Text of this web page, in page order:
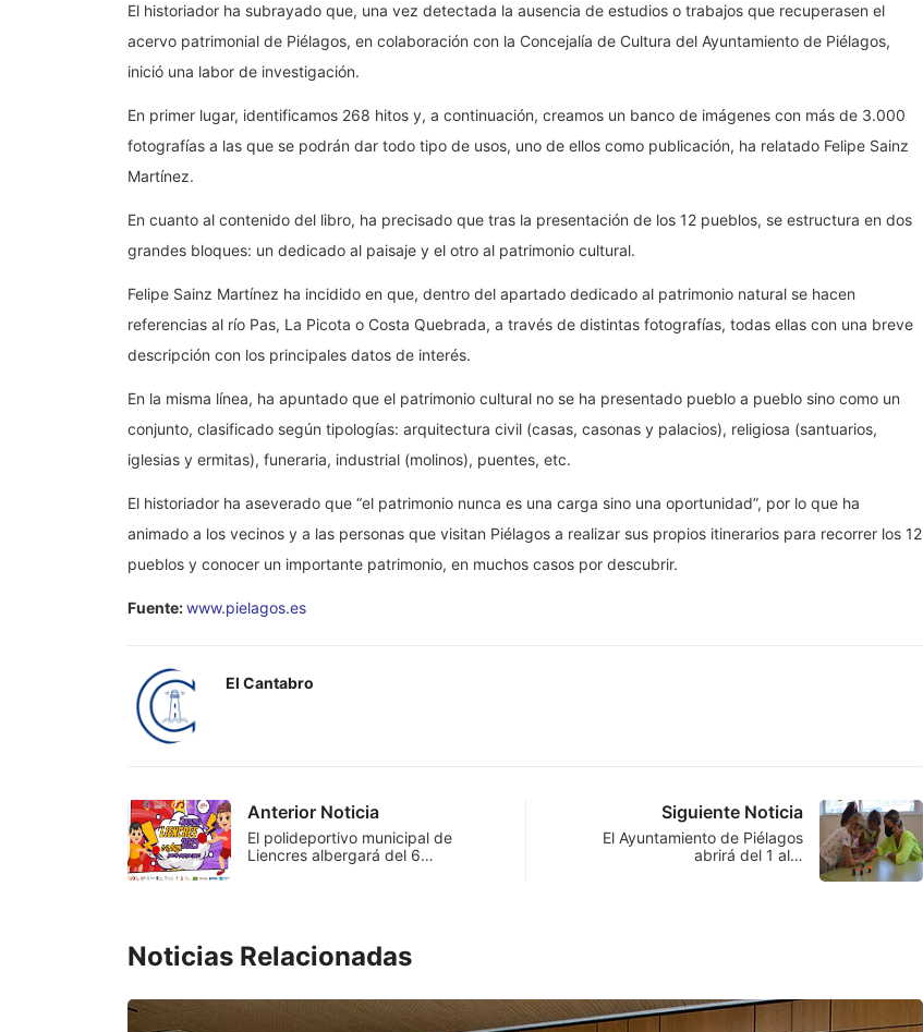
El historiador ha subrayado que, una vez detectada la ausencia de estudios o trabajos que recuperasen el
acervo patrimonial de Piélagos, en colaboración con la Concejalía de Cultura del Ayuntamiento de Piélagos,
inició una labor de investigación.
En primer lugar, identificamos 268 hitos y, a continuación, creamos un banco de imágenes con más de 3.000
fotografías a las que se podrán dar todo tipo de usos, uno de ellos como publicación, ha relatado Felipe Sainz
Martínez.
En cuanto al contenido del libro, ha precisado que tras la presentación de los 12 pueblos, se estructura en dos
grandes bloques: un dedicado al paisaje y el otro al patrimonio cultural.
Felipe Sainz Martínez ha incidido en que, dentro del apartado dedicado al patrimonio natural se hacen
referencias al río Pas, La Picota o Costa Quebrada, a través de distintas fotografías, todas ellas con una breve
descripción con los principales datos de interés.
En la misma línea, ha apuntado que el patrimonio cultural no se ha presentado pueblo a pueblo sino como un
conjunto, clasificado según tipologías: arquitectura civil (casas, casonas y palacios), religiosa (santuarios,
iglesias y ermitas), funeraria, industrial (molinos), puentes, etc.
El historiador ha aseverado que “el patrimonio nunca es una carga sino una oportunidad”, por lo que ha
animado a los vecinos y a las personas que visitan Piélagos a realizar sus propios itinerarios para recorrer los 12
pueblos y conocer un importante patrimonio, en muchos casos por descubrir.
Fuente:www.pielagos.es
El Cantabro
Anterior Noticia
El polideportivo municipal de
Liencres albergará del 6…
Siguiente Noticia
El Ayuntamiento de Piélagos
abrirá del 1 al…
Noticias Relacionadas